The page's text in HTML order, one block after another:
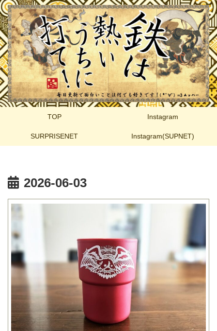
TOP Instagram
SURPRISENET Instagram(SUPNET)
2026-06-03